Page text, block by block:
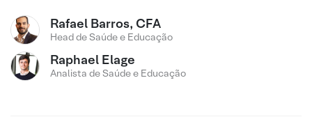
Rafael Barros, CFA
Head de Saúde e Educação
Raphael Elage
Analista de Saúde e Educação